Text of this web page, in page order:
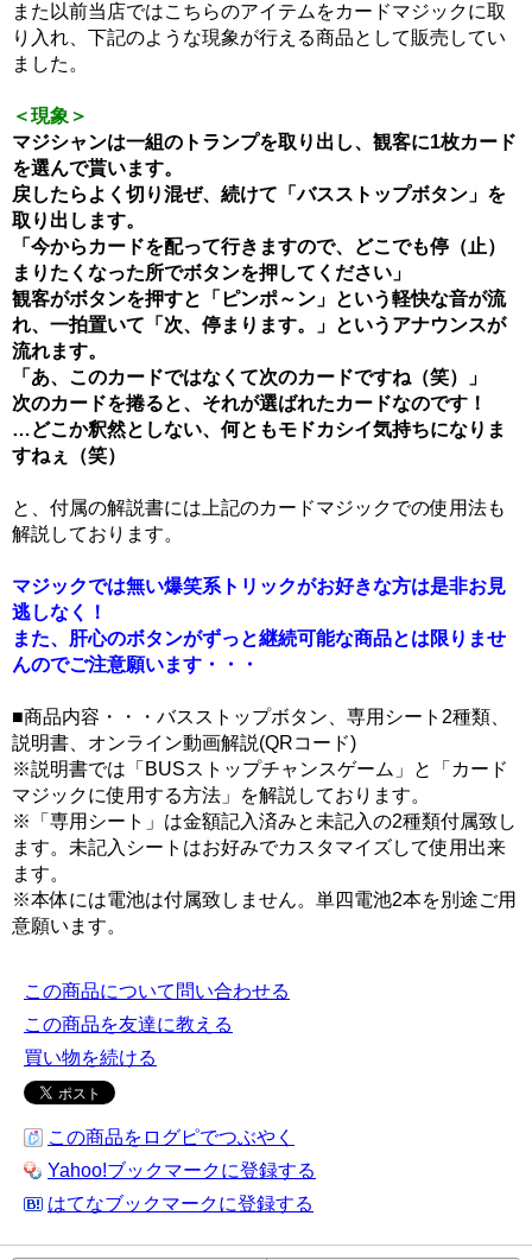
また以前当店ではこちらのアイテムをカードマジックに取
り入れ、下記のような現象が行える商品として販売してい
ました。
＜現象＞
マジシャンは一組のトランプを取り出し、観客に1枚カード
を選んで貰います。
戻したらよく切り混ぜ、続けて「バスストップボタン」を
取り出します。
「今からカードを配って行きますので、どこでも停（止）
まりたくなった所でボタンを押してください」
観客がボタンを押すと「ピンポ～ン」という軽快な音が流
れ、一拍置いて「次、停まります。」というアナウンスが
流れます。
「あ、このカードではなくて次のカードですね（笑）」
次のカードを捲ると、それが選ばれたカードなのです！
…どこか釈然としない、何ともモドカシイ気持ちになりま
すねぇ（笑）
と、付属の解説書には上記のカードマジックでの使用法も
解説しております。
マジックでは無い爆笑系トリックがお好きな方は是非お見
逃しなく！
また、肝心のボタンがずっと継続可能な商品とは限りませ
んのでご注意願います・・・
■商品内容・・・バスストップボタン、専用シート2種類、
説明書、オンライン動画解説(QRコード)
※説明書では「BUSストップチャンスゲーム」と「カード
マジックに使用する方法」を解説しております。
※「専用シート」は金額記入済みと未記入の2種類付属致し
ます。未記入シートはお好みでカスタマイズして使用出来
ます。
※本体には電池は付属致しません。単四電池2本を別途ご用
意願います。
この商品について問い合わせる
この商品を友達に教える
買い物を続ける
この商品をログピでつぶやく
Yahoo!ブックマークに登録する
はてなブックマークに登録する